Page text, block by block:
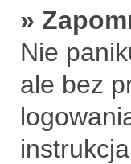
»
Nie
ale bez